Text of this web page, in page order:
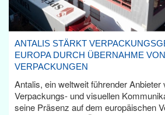
ANTALIS STÄRKT
EUROPA DURCH ÜBERNAHME
VERPACKUNGEN
Antalis, ein weltweit führender Anbieter
Verpackungs- und visuellen
seine Präsenz auf dem europäischen